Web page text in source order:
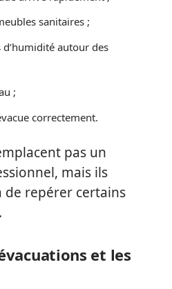
sanitaires ;
autour des
;
correctement.
pas un
mais ils
repérer certains
et les